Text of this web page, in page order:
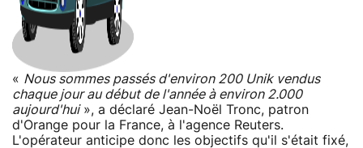
« Nous sommes passés d'environ 200 Unik vendus
chaque jour au début de l'année à environ 2.000
aujourd'hui», a déclaré Jean-Noël Tronc, patron
d'Orange pour la France, à l'agence Reuters.
L'opérateur anticipe donc les objectifs qu'il s'était fixé,